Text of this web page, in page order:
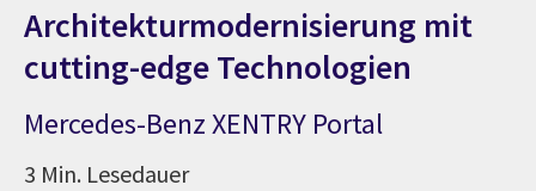
Architekturmodernisierung mit
cutting-edge Technologien
Mercedes-Benz XENTRY Portal
3 Min. Lesedauer